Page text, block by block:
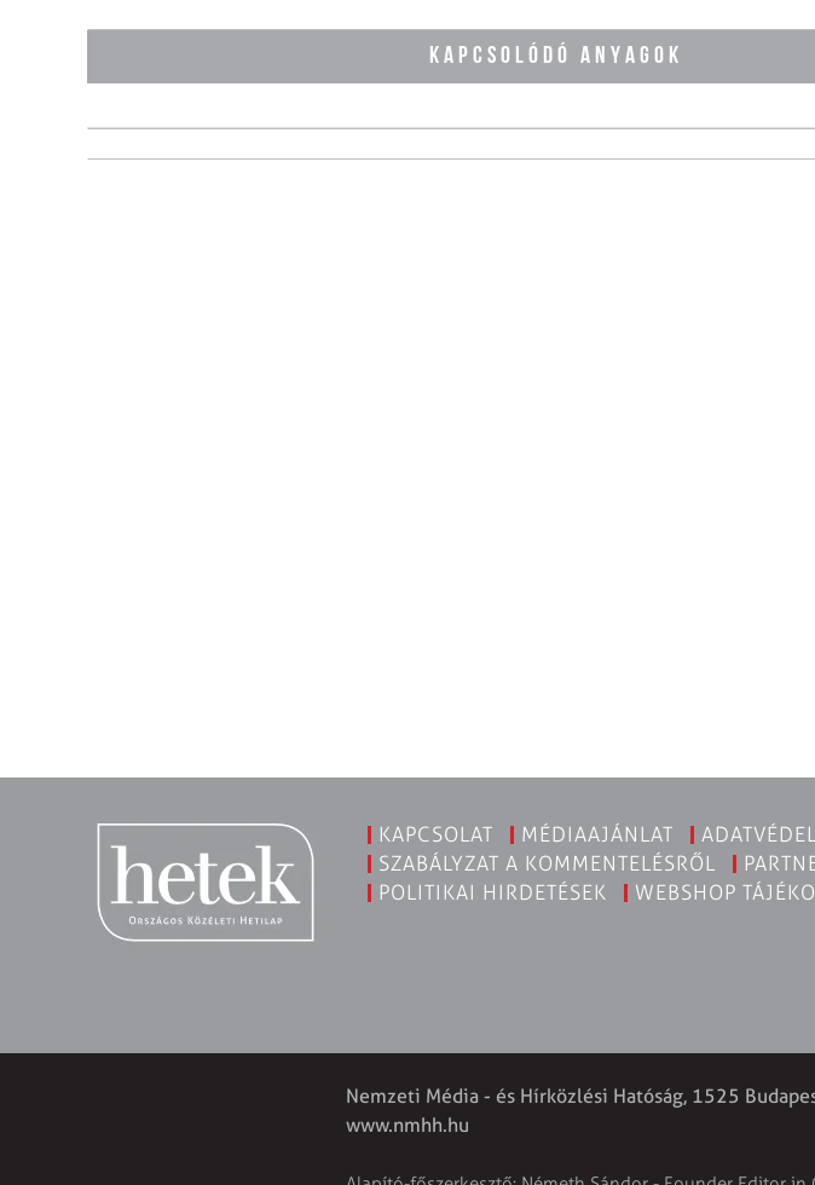
KAPCSOLÓDÓ ANYAGOK
KAPCSOLAT MÉDIAAJÁNLAT
SZABÁLYZAT A KOMMENTELÉSRŐL
POLITIKAI HIRDETÉSEK
WEBSHOP
Nemzeti Média - és Hírközlési Hatóság, 1525
www.nmhh.hu